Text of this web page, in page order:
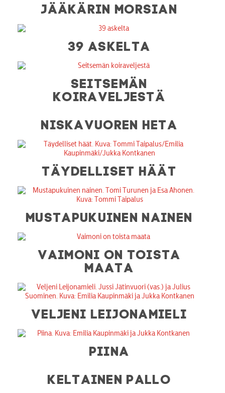
JÄÄKÄRIN MORSIAN
39 ASKELTA
SEITSEMÄN
KOIRAVELJESTÄ
NISKAVUOREN HETA
TÄYDELLISET HÄÄT
MUSTAPUKUINEN NAINEN
VAIMONI ON TOISTA
MAATA
VELJENI LEIJONAMIELI
PIINA
KELTAINEN PALLO